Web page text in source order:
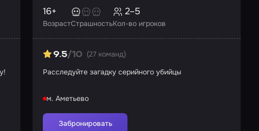
Возраст
16+
СтрашностьКол-во игроков
2–5
9.5/10 (27 команд)
Расследуйте загадку серийного убийцы
м. Аметьево
Забронировать